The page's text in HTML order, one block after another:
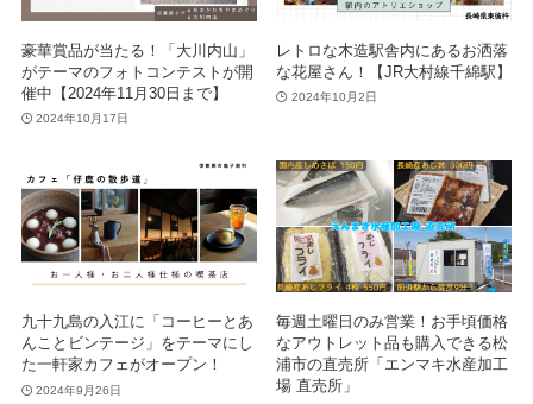
豪華賞品が当たる！「大川内山」
がテーマのフォトコンテストが開
催中【2024年11月30日まで】
2024年10月17日
レトロな木造駅舎内にあるお洒落
な花屋さん！【JR大村線千綿駅】
2024年10月2日
九十九島の入江に「コーヒーとあ
んことビンテージ」をテーマにし
た一軒家カフェがオープン！
2024年9月26日
毎週土曜日のみ営業！お手頃価格
なアウトレット品も購入できる松
浦市の直売所「エンマキ水産加工
場 直売所」